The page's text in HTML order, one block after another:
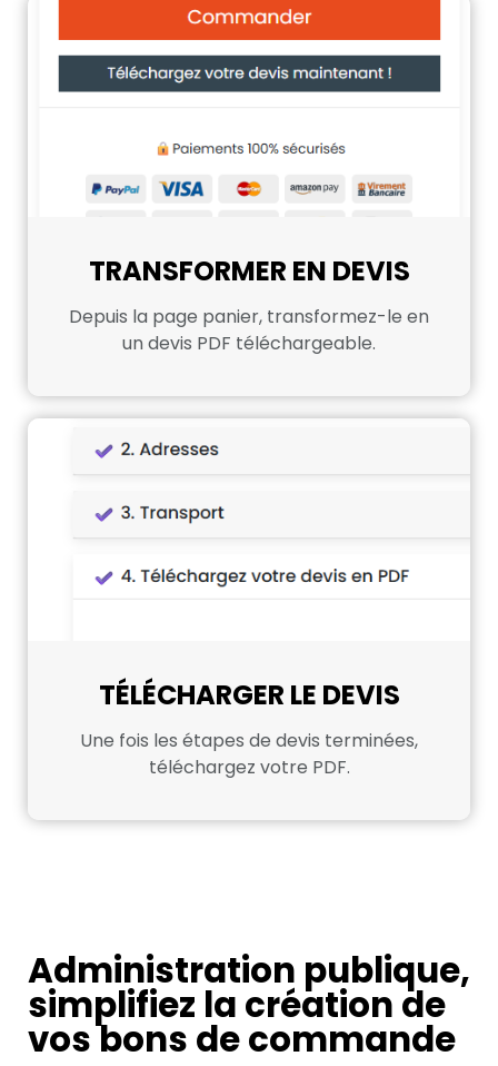
TRANSFORMER EN DEVIS
Depuis la page panier, transformez-le en
un devis PDF téléchargeable.
TÉLÉCHARGER LE DEVIS
Une fois les étapes de devis terminées,
téléchargez votre PDF.
Administration publique,
simplifiez la création de
vos bons de commande